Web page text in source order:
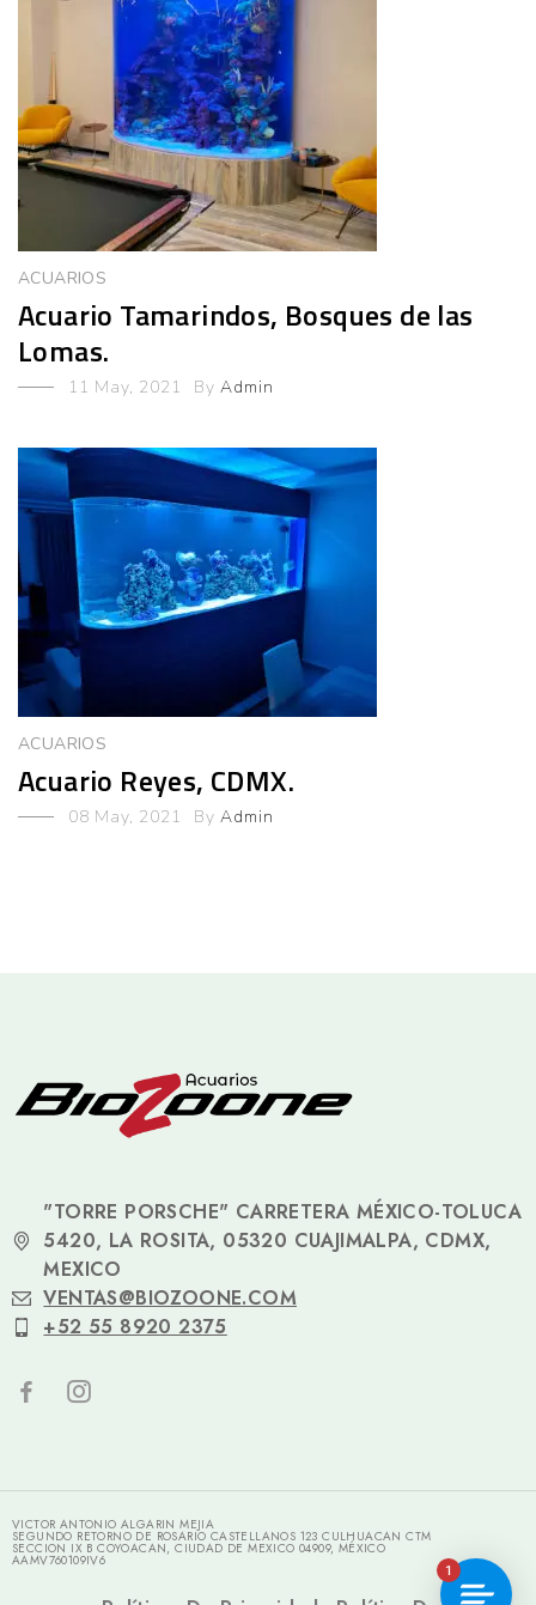
ACUARIOS
Acuario Tamarindos, Bosques de las
Lomas.
11 May, 2021 By Admin
ACUARIOS
Acuario Reyes, CDMX.
08 May, 2021 By Admin
"TORRE PORSCHE" CARRETERA MÉXICO-TOLUCA
5420, LA ROSITA, 05320 CUAJIMALPA, CDMX,
MEXICO
VENTAS@BIOZOONE.COM
+52 55 8920 2375
VICTOR ANTONIO ALGARIN MEJIA
SEGUNDO RETORNO DE ROSARIO CASTELLANOS 123 CULHUACAN CTM
SECCION IX B COYOACAN, CIUDAD DE MEXICO 04909, MÉXICO
AAMV760109IV6
1